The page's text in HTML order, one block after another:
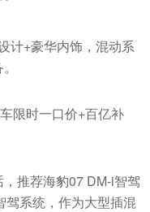
计+豪华内饰，混动系
推荐海豹07 DM-i智驾
驾系统，作为大型插混